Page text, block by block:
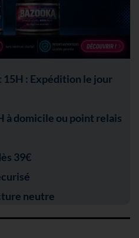
15H : Expédition le jour
à domicile ou point relais
39€
neutre